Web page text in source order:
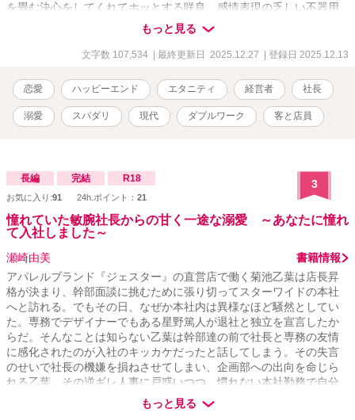
を畳む決心をしてくれてホッとする咲良。感情表現の乏しい不器用
な高坂だけれど、とても信頼できる人だと次第に惹かれていく。
もっと見る
文字数 107,534 | 最終更新日 2025.12.27 | 登録日 2025.12.13
恋愛 ハッピーエンド エタニティ 経営者 社長
溺愛 スパダリ 現代 ダブルワーク 客と店員
長編 完結 R18
お気に入り:91 24h.ポイント： 21
3
憧れていた敏腕社長からの甘く一途な溺愛 ～あなたに憧れ
て入社しました～
瀬崎由美
書籍情報
アパレルブランド『ジェスター』の直営店で働く菊池乙葉は店長昇
格が決まり、幹部面談に挑むために張り切ってスターワイドの本社
へと訪れる。でもその日、なぜか本社内は異様なほど騒然としてい
た。専務でデザイナーでもある星野篤人が退社と独立を宣言したか
らだ。そんなことは知らない乙葉は幹部達の前で社長と専務の友情
に感化されたのが入社のキッカケだったと話してしまう。その失言
のせいで社長の機嫌を損ねさせてしまい、企画部への出向を命じら
れる乙葉。その逆ギレ人事に戸惑いつつ、慣れない本社勤務で自分
にできることを見つけて奮闘していると、徐々に社長からも信頼し
てもらえるように…… そして、仕事人間だと思っていた社長の意外
もっと見る